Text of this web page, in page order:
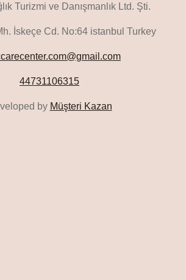
Turizmi ve Danışmanlık Ltd. Şti.
İskeçe Cd. No:64 istanbul Turkey
44731106315
by Müşteri Kazan